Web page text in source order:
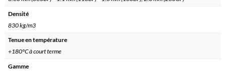
Densité
830 kg/m3
Tenue en température
+180°C à court terme
Gamme